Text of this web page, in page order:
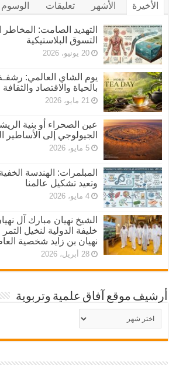
الأخيرة الأشهر تعليقات الوسوم
التهديد الصامت: المخاطر
التسوق البلاستيكية
20 يونيو، 2026
يوم الشاي العالمي:
بالحياة والاقتصاد والثقافة
21 مايو، 2026
عين الصحراء أو بنية
الجيولوجي إلى الأساطير
5 مايو، 2026
المبلمرات: الهندسة
وتعيد تشكيل عالمنا
4 مايو، 2026
الشيخ نهيان مبارك آل
خليفة الدولية لنخيل
نهيان بن زايد شخصية العام
28 أبريل، 2026
أرشيف موقع آفاق علمية وتربوية
أرشيف
موقع